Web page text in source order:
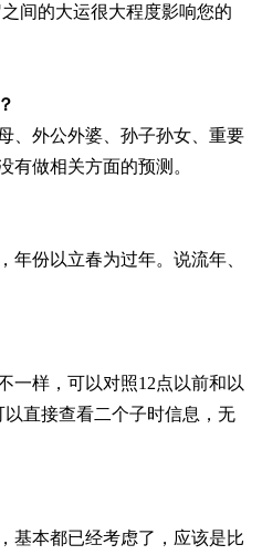
间的大运很大程度影响您的
、外公外婆、孙子孙女、重要
有做相关方面的预测。
，年份以立春为过年。说流年、
一样，可以对照12点以前和以
直接查看二个子时信息，无
基本都已经考虑了，应该是比